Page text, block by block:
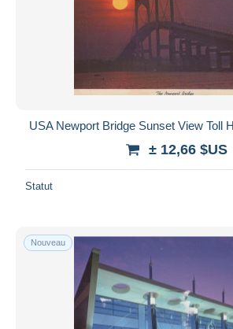
USA Newport Bridge Sunset View Toll
± 12,66 $US
Statut
Nouveau